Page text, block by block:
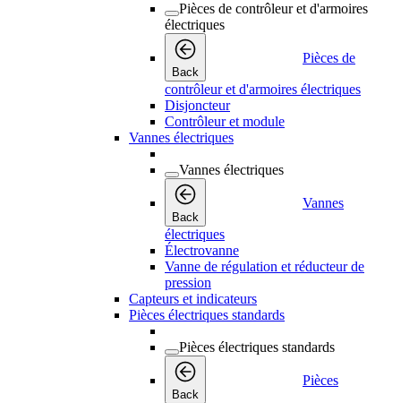
Pièces de contrôleur et d'armoires
électriques
Back
Pièces de
contrôleur et d'armoires électriques
Disjoncteur
Contrôleur et module
Vannes électriques
Vannes électriques
Back
Vannes
électriques
Électrovanne
Vanne de régulation et réducteur de
pression
Capteurs et indicateurs
Pièces électriques standards
Pièces électriques standards
Back
Pièces